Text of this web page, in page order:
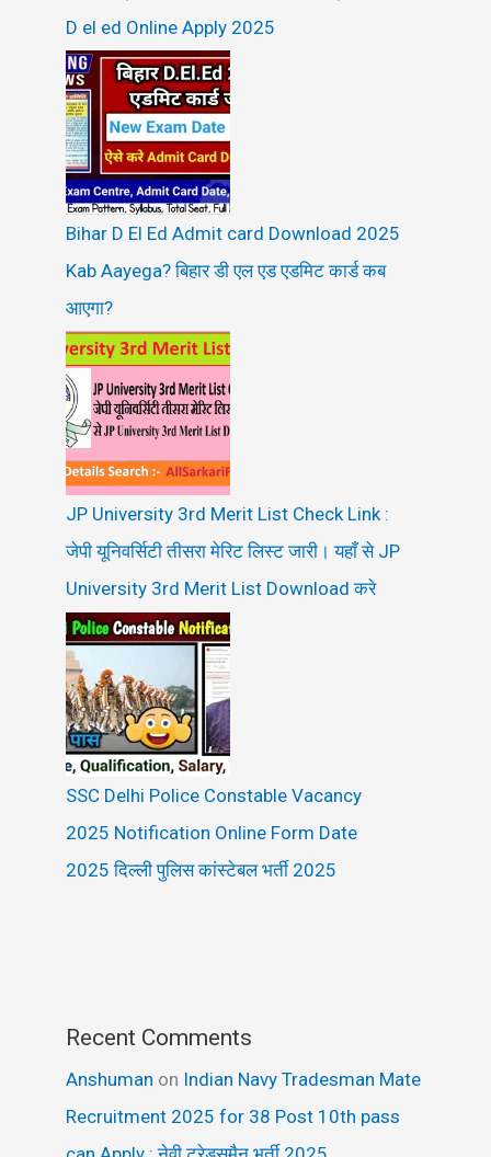
D el ed Online Apply 2025
Bihar D El Ed Admit card Download 2025
Kab Aayega? बिहार डी एल एड एडमिट कार्ड कब
आएगा?
JP University 3rd Merit List Check Link :
जेपी यूनिवर्सिटी तीसरा मेरिट लिस्ट जारी। यहाँ से JP
University 3rd Merit List Download करे
SSC Delhi Police Constable Vacancy
2025 Notification Online Form Date
2025 दिल्ली पुलिस कांस्टेबल भर्ती 2025
Recent Comments
Anshuman on Indian Navy Tradesman Mate
Recruitment 2025 for 38 Post 10th pass